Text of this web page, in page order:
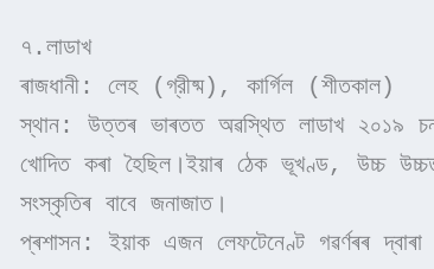
৭.লাডাখ
ৰাজধানী: লেহ (গ্রীষ্ম), কাৰ্গিল (শীতকাল)
স্থান: উত্তৰ ভাৰতত অৱস্থিত লাডাখ ২০১৯
খোদিত কৰা হৈছিল।ইয়াৰ ঠেক ভূখণ্ড, উচ্চ
সংস্কৃতিৰ বাবে জনাজাত।
প্ৰশাসন: ইয়াক এজন লেফটেনেণ্ট গৱৰ্ণৰৰ